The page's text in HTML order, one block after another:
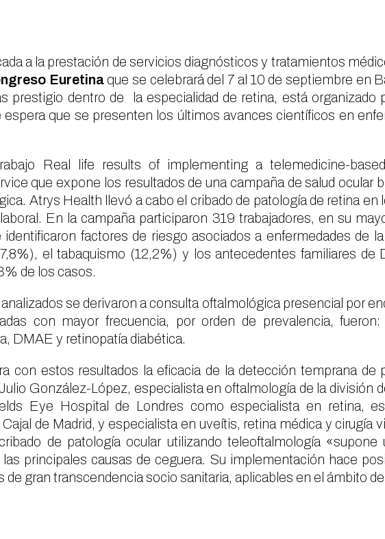
a la prestación de servicios diagnósticos y tratamientos
Euretinaque se celebrará del 7 al 10 de septiembre en
prestigio dentro de la especialidad de retina, está organizado
espera que se presenten los últimos avances científicos en
Real life results of implementing a telemedicine-
que expone los resultados de una campaña de salud ocular
Atrys Health llevó a cabo el cribado de patología de retina
En la campaña participaron 319 trabajadores, en su
factores de riesgo asociados a enfermedades de
el tabaquismo (12,2%) y los antecedentes familiares de
de los casos.
se derivaron a consulta oftalmológica presencial por
con mayor frecuencia, por orden de prevalencia,
DMAE y retinopatía diabética.
con estos resultados la eficacia de la detección temprana de
González-López, especialista en oftalmología de la división
Eye Hospital de Londres como especialista en retina,
de Madrid, y especialista en uveítis, retina médica y cirugía
de patología ocular utilizando teleoftalmología «supone
principales causas de ceguera. Su implementación hace
de gran transcendencia socio sanitaria, aplicables en el ámbito